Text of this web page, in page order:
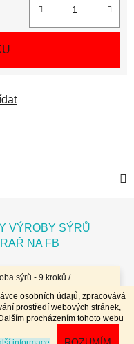
osobních údajů, zpracovává
prostředí webových stránek,
procházením tohoto webu
ROZUMÍM
sýrů - 9 kroků /
Jogurty, Zákysy, Kefír
Sýry doma /
Plísňáky - zrající sýry s
/ 29.4..-2.5.27 Sýry 4
//
VÝROBY SÝRŮ
NA FB